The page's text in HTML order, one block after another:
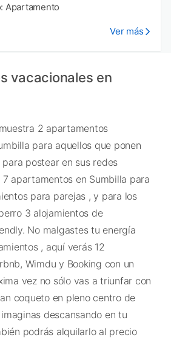
Apartamento
Ver más
vacacionales en
2 apartamentos
para aquellos que ponen
postear en sus redes
apartamentos en Sumbilla para
para parejas , y para los
3 alojamientos de
No malgastes tu energía
, aquí verás 12
Wimdu y Booking con un
vez no sólo vas a triunfar con
coqueto en pleno centro de
descansando en tu
podrás alquilarlo al precio